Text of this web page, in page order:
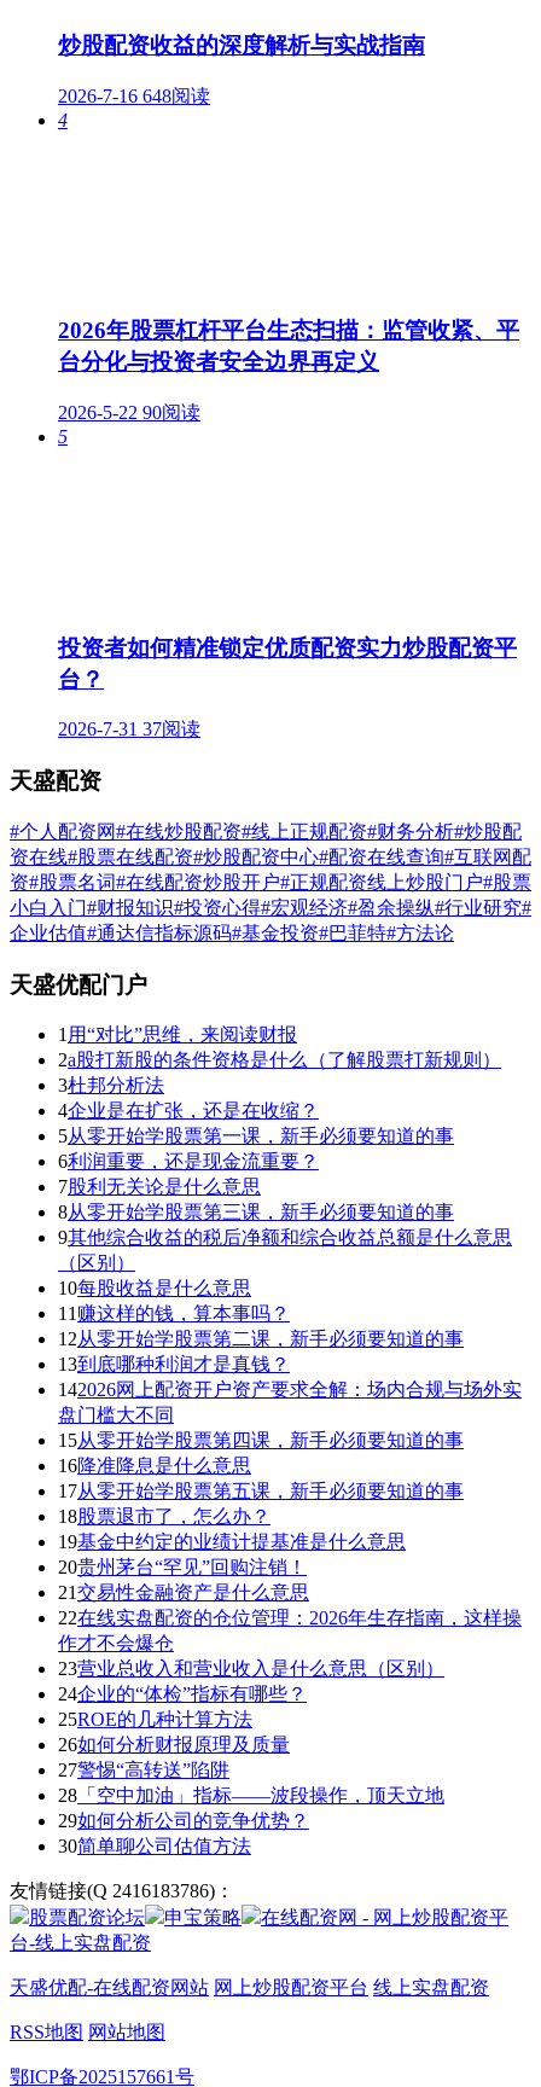
炒股配资收益的深度解析与实战指南
2026-7-16 648阅读
4
2026年股票杠杆平台生态扫描：监管收紧、平
台分化与投资者安全边界再定义
2026-5-22 90阅读
5
投资者如何精准锁定优质配资实力炒股配资平
台？
2026-7-31 37阅读
天盛配资
#个人配资网#在线炒股配资#线上正规配资#财务分析#炒股配
资在线#股票在线配资#炒股配资中心#配资在线查询#互联网配
资#股票名词#在线配资炒股开户#正规配资线上炒股门户#股票
小白入门#财报知识#投资心得#宏观经济#盈余操纵#行业研究#
企业估值#通达信指标源码#基金投资#巴菲特#方法论
天盛优配门户
1 用“对比”思维，来阅读财报
2a股打新股的条件资格是什么（了解股票打新规则）
3杜邦分析法
4企业是在扩张，还是在收缩？
5从零开始学股票第一课，新手必须要知道的事
6利润重要，还是现金流重要？
7股利无关论是什么意思
8从零开始学股票第三课，新手必须要知道的事
9其他综合收益的税后净额和综合收益总额是什么意思
（区别）
10每股收益是什么意思
11 赚这样的钱，算本事吗？
12从零开始学股票第二课，新手必须要知道的事
13到底哪种利润才是真钱？
142026网上配资开户资产要求全解：场内合规与场外实
盘门槛大不同
15从零开始学股票第四课，新手必须要知道的事
16降准降息是什么意思
17从零开始学股票第五课，新手必须要知道的事
18股票退市了，怎么办？
19基金中约定的业绩计提基准是什么意思
20贵州茅台“罕见”回购注销！
21交易性金融资产是什么意思
22在线实盘配资的仓位管理：2026年生存指南，这样操
作才不会爆仓
23营业总收入和营业收入是什么意思（区别）
24企业的“体检”指标有哪些？
25ROE的几种计算方法
26如何分析财报原理及质量
27警惕“高转送”陷阱
28 「空中加油」指标——波段操作，顶天立地
29如何分析公司的竞争优势？
30简单聊公司估值方法
友情链接(Q 2416183786)：
股票配资论坛
申宝策略
在线配资网 - 网上炒股配资平
台-线上实盘配资
天盛优配-在线配资网站 网上炒股配资平台 线上实盘配资
RSS地图 网站地图
鄂ICP备2025157661号